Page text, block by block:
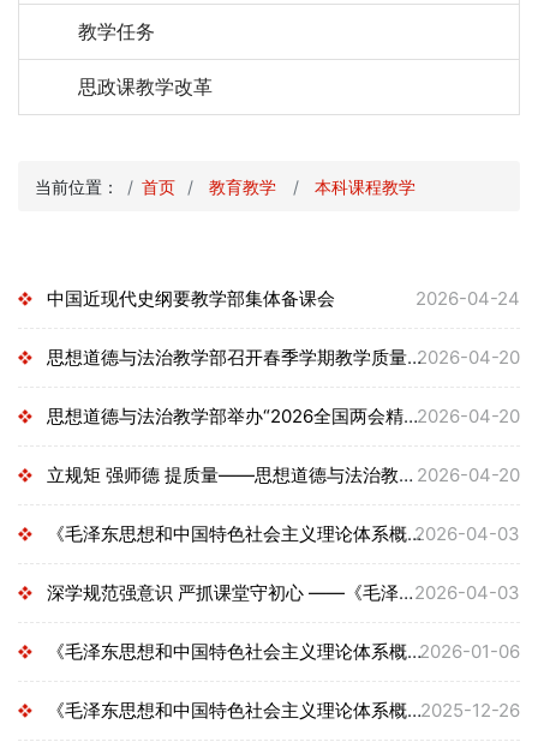
教学任务
思政课教学改革
当前位置： 首页 教育教学 本科课程教学
中国近现代史纲要教学部集体备课会 2026-04-24
思想道德与法治教学部召开春季学期教学质量提升专题会2026-04-20
思想道德与法治教学部举办“2026全国两会精神融入课程教学”专题...2026-04-20
立规矩 强师德 提质量——思想道德与法治教学部深入学习贯彻落实学... 2026-04-20
《毛泽东思想和中国特色社会主义理论体系概论》教学部开展正确政...2026-04-03
深学规范强意识 严抓课堂守初心 ——《毛泽东思想和中国特色社会主...2026-04-03
《毛泽东思想和中国特色社会主义理论体系概论》教学部年终考核评...2026-01-06
《毛泽东思想和中国特色社会主义理论体系概论》教学部召开教学质...2025-12-26